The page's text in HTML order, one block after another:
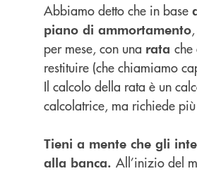
Abbiamo detto che in base
piano di ammortamento
per mese, con una rata
restituire (che chiamiamo
Il calcolo della rata è un
calcolatrice, ma richiede
Tieni a mente che gli
alla banca. All’inizio del